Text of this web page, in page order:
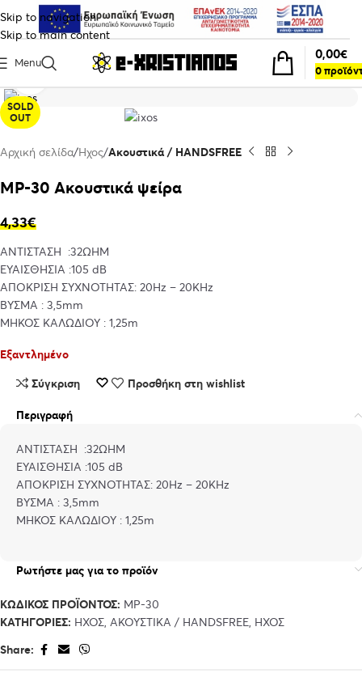
Skip to navigation
Skip to main content
Menu
0
0,00€
SOLD
OUT
Click to enlarge
Αρχική σελίδα Ήχος Ακουστικά / HANDSFREE
MP-30 Ακουστικά ψείρα
4,33€
ΑΝΤΙΣΤΑΣΗ :32ΩHM
ΕΥΑΙΣΘΗΣΙΑ :105 dB
ΑΠΟΚΡΙΣΗ ΣΥΧΝΟΤΗΤΑΣ: 20Hz – 20KHz
ΒΥΣΜΑ : 3,5mm
ΜΗΚΟΣ ΚΑΛΩΔΙΟΥ : 1,25m
Εξαντλημένο
Σύγκριση
Προσθήκη στη wishlist
Περιγραφή
ΑΝΤΙΣΤΑΣΗ :32ΩHM
ΕΥΑΙΣΘΗΣΙΑ :105 dB
ΑΠΟΚΡΙΣΗ ΣΥΧΝΟΤΗΤΑΣ: 20Hz – 20KHz
ΒΥΣΜΑ : 3,5mm
ΜΗΚΟΣ ΚΑΛΩΔΙΟΥ : 1,25m
Ρωτήστε μας για το προϊόν
ΚΩΔΙΚΌΣ ΠΡΟΪΌΝΤΟΣ: MP-30
ΚΑΤΗΓΟΡΊΕΣ: ΉΧΟΣ, ΑΚΟΥΣΤΙΚΆ / HANDSFREE, ΉΧΟΣ
Share: